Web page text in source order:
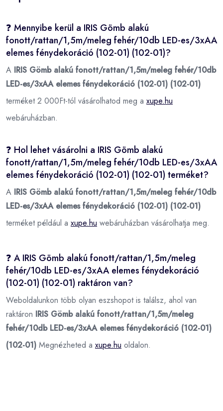
❓ Mennyibe kerül a IRIS Gömb alakú
fonott/rattan/1,5m/meleg fehér/10db LED-es/3xAA
elemes fénydekoráció (102-01) (102-01)?
A IRIS Gömb alakú fonott/rattan/1,5m/meleg fehér/10db
LED-es/3xAA elemes fénydekoráció (102-01) (102-01)
terméket 2 000Ft-tól vásárolhatod meg a xupe.hu
webáruházban.
❓ Hol lehet vásárolni a IRIS Gömb alakú
fonott/rattan/1,5m/meleg fehér/10db LED-es/3xAA
elemes fénydekoráció (102-01) (102-01) terméket?
A IRIS Gömb alakú fonott/rattan/1,5m/meleg fehér/10db
LED-es/3xAA elemes fénydekoráció (102-01) (102-01)
terméket például a xupe.hu webáruházban vásárolhatja meg.
❓ A IRIS Gömb alakú fonott/rattan/1,5m/meleg
fehér/10db LED-es/3xAA elemes fénydekoráció
(102-01) (102-01) raktáron van?
Weboldalunkon több olyan eszshopot is találsz, ahol van
raktáron IRIS Gömb alakú fonott/rattan/1,5m/meleg
fehér/10db LED-es/3xAA elemes fénydekoráció (102-01)
(102-01) Megnézheted a xupe.hu oldalon.